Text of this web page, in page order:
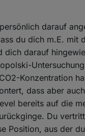
darauf
du dich m.E. mit
dich darauf
Konzentration
dass aber
bereits auf die
Du
Position, aus der